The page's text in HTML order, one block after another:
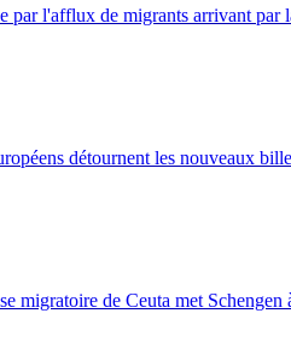
par l'afflux de migrants arrivant par
détournent les nouveaux
migratoire de Ceuta met Schengen